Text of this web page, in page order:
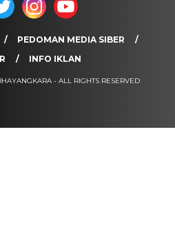
PEDOMAN MEDIA SIBER
INFO IKLAN
- ALL RIGHTS RESERVED